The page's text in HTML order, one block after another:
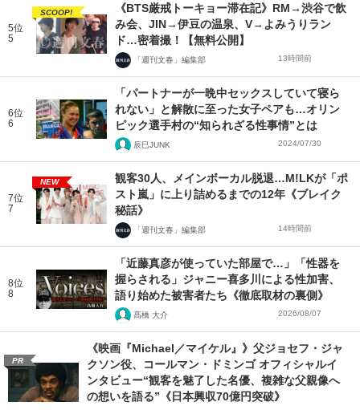
5位
5
SCOOP!
《BTS厳戒トーキョー滞在記》RM→渋谷で飲
み会、JIN→伊豆の温泉、V→よみうりラン
ド…密着撮！【無料公開】
「週刊文春」編集部 13時間前
6位
6
「パートナーが一晩中セックスしていて寝ら
れない」と解散に至った女子ペアも…オリン
ピック選手村の“知られざる性事情”とは
辰巳JUNK 2024/07/30
7位
7
NEW
観客30人、メインボーカル脱退…M!LKが「ポ
スト嵐」に上り詰めるまでの12年《ブレイク
秘話》
「週刊文春」編集部 14時間前
8位
8
「近藤真彦が使っていた部屋で…」「性器を
握らされる」ジャニー喜多川による性加害、
語り始めた被害者たち《徹底取材の裏側》
髙橋 大介 2026/08/07
PR
《映画『Michael／マイケル』》父ジョセフ・ジャ
クソン役、コールマン・ドミンゴ オフィシャルイ
ンタビュー“観客を魅了した名優、複雑な父親像へ
の想いを語る”《日本興収70億円突破》